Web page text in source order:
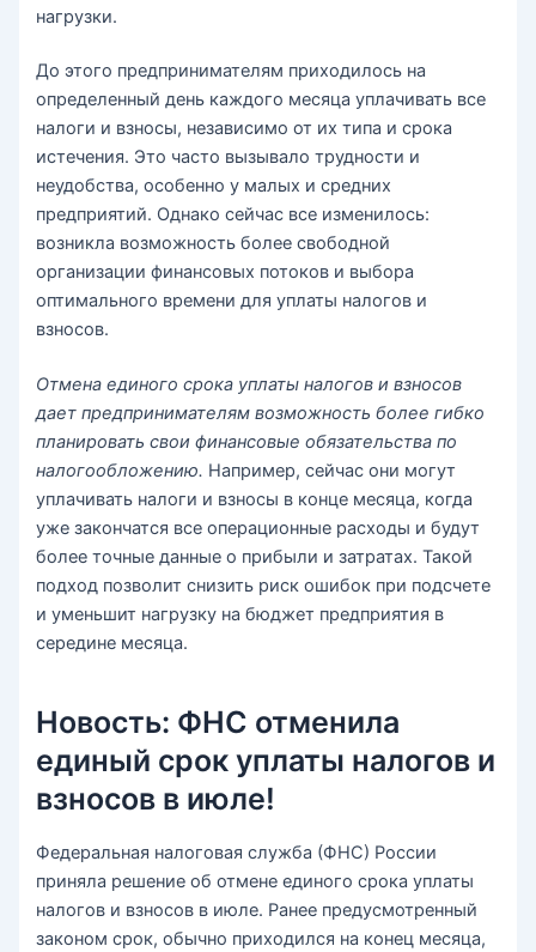
нагрузки.
До этого предпринимателям приходилось на
определенный день каждого месяца уплачивать все
налоги и взносы, независимо от их типа и срока
истечения. Это часто вызывало трудности и
неудобства, особенно у малых и средних
предприятий. Однако сейчас все изменилось:
возникла возможность более свободной
организации финансовых потоков и выбора
оптимального времени для уплаты налогов и
взносов.
Отмена единого срока уплаты налогов и взносов
дает предпринимателям возможность более гибко
планировать свои финансовые обязательства по
налогообложению. Например, сейчас они могут
уплачивать налоги и взносы в конце месяца, когда
уже закончатся все операционные расходы и будут
более точные данные о прибыли и затратах. Такой
подход позволит снизить риск ошибок при подсчете
и уменьшит нагрузку на бюджет предприятия в
середине месяца.
Новость: ФНС отменила
единый срок уплаты налогов и
взносов в июле!
Федеральная налоговая служба (ФНС) России
приняла решение об отмене единого срока уплаты
налогов и взносов в июле. Ранее предусмотренный
законом срок, обычно приходился на конец месяца,